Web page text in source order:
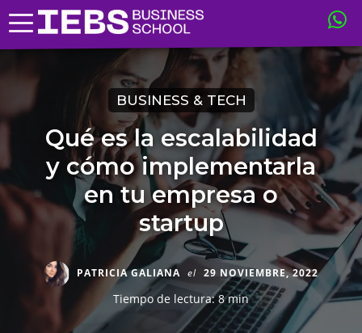
BUSINESS & TECH
Qué es la escalabilidad
y cómo implementarla
en tu empresa o
startup
PATRICIA GALIANA el 29 NOVIEMBRE, 2022
Tiempo de lectura: 8 min